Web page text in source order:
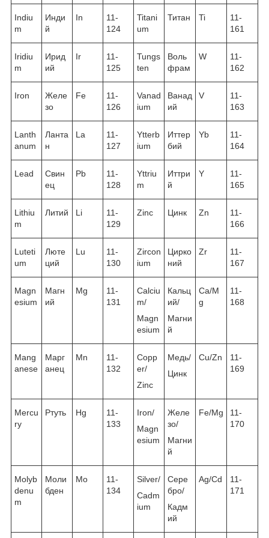
Indiu
m
Инди
й
In
11-
124
Titani
um
Титан Ti
11-
161
Iridiu
m
Ирид
ий
Ir
11-
125
Tungs
ten
Воль
фрам
W
11-
162
Iron
Желе
зо
Fe
11-
126
Vanad
ium
Ванад
ий
V
11-
163
Lanth
anum
Ланта
н
La
11-
127
Ytterb
ium
Иттер
бий
Yb
11-
164
Lead
Свин
ец
Pb
11-
128
Yttriu
m
Иттри
й
Y
11-
165
Lithiu
m
Литий Li
11-
129
Zinc Цинк Zn
11-
166
Luteti
um
Люте
ций
Lu
11-
130
Zircon
ium
Цирко
ний
Zr
11-
167
Magn
esium
Магн
ий
Mg
11-
131
Calciu
m/
Magn
esium
Кальц
ий/
Магни
й
Ca/M
g
11-
168
Mang
anese
Марг
анец
Mn
11-
132
Copp
er/
Zinc
Медь/
Цинк
Cu/Zn
11-
169
Mercu
ry
Ртуть Hg
11-
133
Iron/
Magn
esium
Желе
зо/
Магни
й
Fe/Mg
11-
170
Molyb
denu
m
Моли
бден
Mo
11-
134
Silver/
Cadm
ium
Сере
бро/
Кадм
ий
Ag/Cd
11-
171